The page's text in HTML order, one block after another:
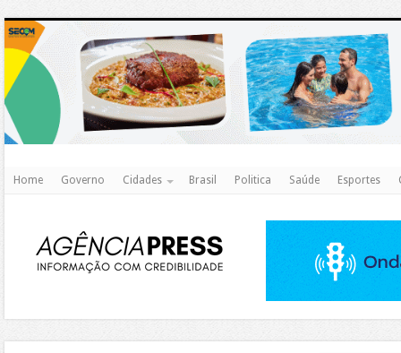
Home Governo Cidades Brasil Politica Saúde Esportes